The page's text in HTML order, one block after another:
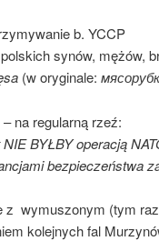
b. YCCP
synów, mężów,
(w oryginale:
na regularną rzeź:
NIE BYŁBY operacją
bezpieczeństwa
z wymuszonym (tym
kolejnych fal